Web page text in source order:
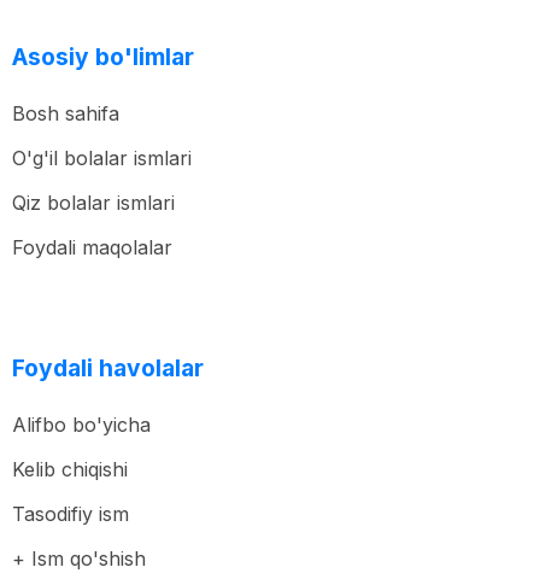
Asosiy bo'limlar
Bosh sahifa
O'g'il bolalar ismlari
Qiz bolalar ismlari
Foydali maqolalar
Foydali havolalar
Alifbo bo'yicha
Kelib chiqishi
Tasodifiy ism
+ Ism qo'shish